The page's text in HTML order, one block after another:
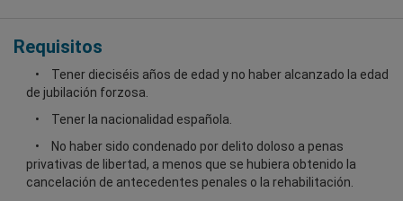
Requisitos
Tener dieciséis años de edad y no haber alcanzado la edad
de jubilación forzosa.
Tener la nacionalidad española.
No haber sido condenado por delito doloso a penas
privativas de libertad, a menos que se hubiera obtenido la
cancelación de antecedentes penales o la rehabilitación.